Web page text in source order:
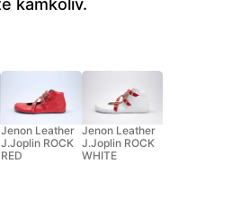
kamkoliv.
Jenon Leather
J.Joplin ROCK
RED
Jenon Leather
J.Joplin ROCK
WHITE